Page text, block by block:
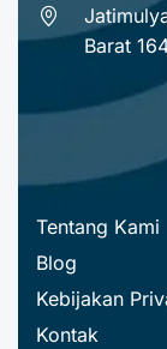
Barat
Tentang Kami
Blog
Kebijakan
Kontak